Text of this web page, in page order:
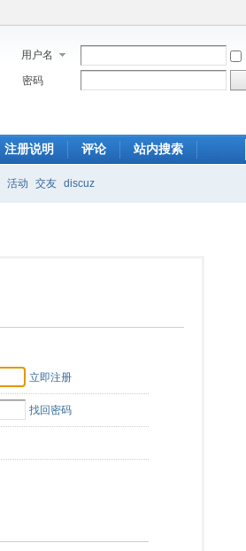
用户名
密码
注册说明 评论
站内搜索
活动 交友 discuz
立即注册
找回密码